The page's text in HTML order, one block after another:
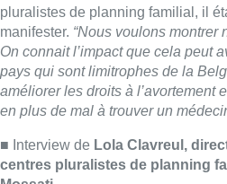
Dernier kilomètre
les livraisons
ville?